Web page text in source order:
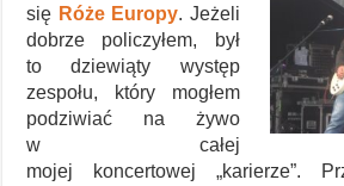
się Róże Europy. Jeżeli
dobrze policzyłem, był
to dziewiąty występ
zespołu, który mogłem
podziwiać na żywo
w całej
mojej koncertowej „karierze”.